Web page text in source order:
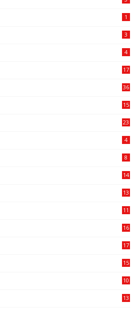
1
3
4
17
36
15
23
4
8
14
13
11
16
17
15
10
13